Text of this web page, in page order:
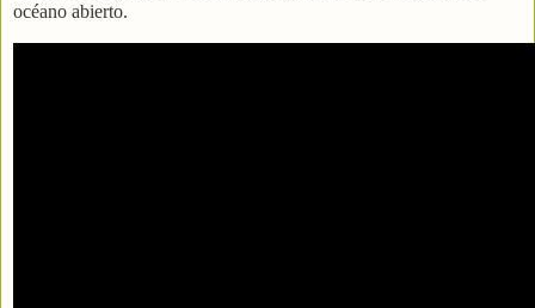
océano abierto.